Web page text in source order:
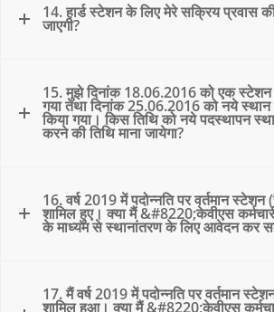
14. हार्ड स्टेशन के लिए मेरे सक्रिय प्रवास
जाएगी?
15. मुझे दिनांक 18.06.2016 को एक स्टेशन
गया तथा दिनांक 25.06.2016 को नये स्थान
किया गया। किस तिथि को नये पदस्थापन
करने की तिथि माना जायेगा?
16. वर्ष 2019 में पदोन्नति पर वर्तमान स्टेशन
शामिल हुए। क्या मैं &#8220;केवीएस
के माध्यम से स्थानांतरण के लिए आवेदन कर
17. मैं वर्ष 2019 में पदोन्नति पर वर्तमान
शामिल हुआ। क्या मैं &#8220;केवीएस